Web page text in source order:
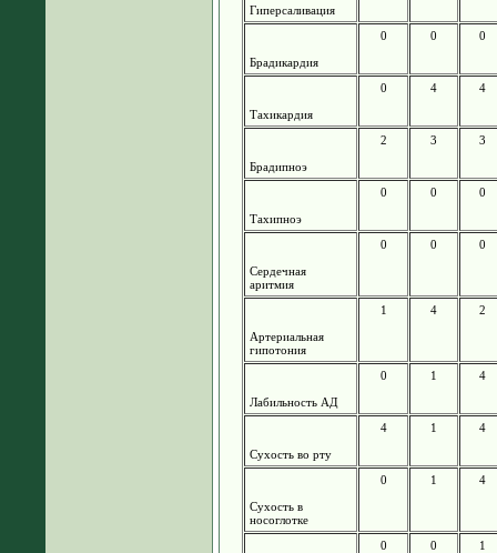
Гиперсаливация
Брадикардия
0 0 0
Тахикардия
0 4 4
Брадипноэ
2 3 3
Тахипноэ
0 0 0
Сердечная
аритмия
0 0 0
Артериальная
гипотония
1 4 2
Лабильность АД
0 1 4
Сухость во рту
4 1 4
Сухость в
носоглотке
0 1 4
0 0 1